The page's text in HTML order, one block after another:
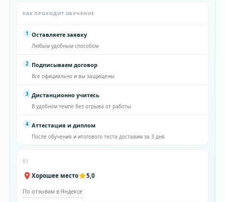
КАК ПРОХОДИТ ОБУЧЕНИЕ
1 Оставляете заявку
Любым удобным способом
2 Подписываем договор
Все официально и вы защищены
3 Дистанционно учитесь
В удобном темпе без отрыва от работы
4 Аттестация и диплом
После обучения и итогового теста доставим за 3 дня
01
Хорошее место 5,0
По отзывам в Яндексе